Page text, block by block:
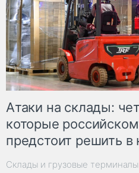
Атаки на склады:
которые
предстоит решить в
Склады и грузовые терминалы